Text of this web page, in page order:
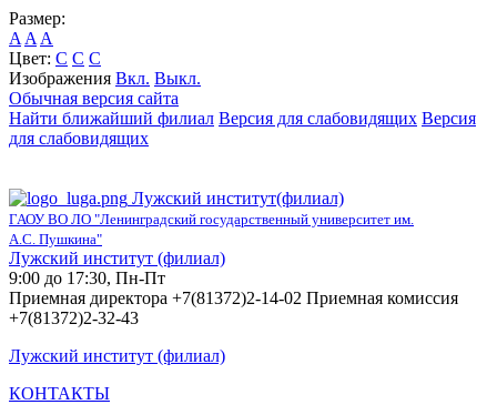
Размер:
A A A
Цвет: C C C
Изображения Вкл. Выкл.
Обычная версия сайта
Найти ближайший филиал Версия для слабовидящих Версия
для слабовидящих
Лужский институт(филиал)
ГАОУ ВО ЛО "Ленинградский государственный университет им.
А.С. Пушкина"
Лужский институт (филиал)
9:00 до 17:30, Пн-Пт
Приемная директора +7(81372)2-14-02 Приемная комиссия
+7(81372)2-32-43
Лужский институт (филиал)
КОНТАКТЫ